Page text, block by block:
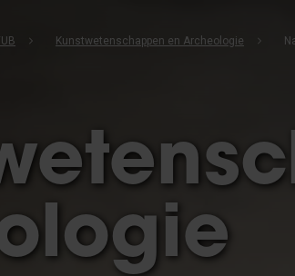
Kunstwetenschappen en Archeologie